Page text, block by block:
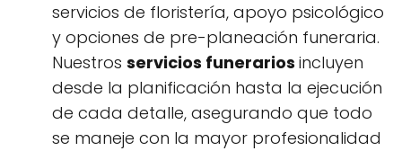
servicios de floristería, apoyo psicológico
y opciones de pre-planeación funeraria.
Nuestros servicios funerarios incluyen
desde la planificación hasta la ejecución
de cada detalle, asegurando que todo
se maneje con la mayor profesionalidad